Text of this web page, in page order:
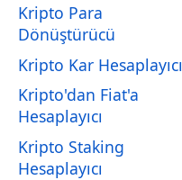
Kripto Para
Dönüştürücü
Kripto Kar Hesaplayıcı
Kripto'dan Fiat'a
Hesaplayıcı
Kripto Staking
Hesaplayıcı